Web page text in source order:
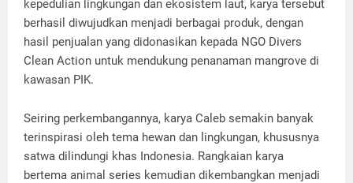
kepedulian lingkungan dan ekosistem laut, karya tersebut
berhasil diwujudkan menjadi berbagai produk, dengan
hasil penjualan yang didonasikan kepada NGO Divers
Clean Action untuk mendukung penanaman mangrove di
kawasan PIK.
Seiring perkembangannya, karya Caleb semakin banyak
terinspirasi oleh tema hewan dan lingkungan, khususnya
satwa dilindungi khas Indonesia. Rangkaian karya
bertema animal series kemudian dikembangkan menjadi